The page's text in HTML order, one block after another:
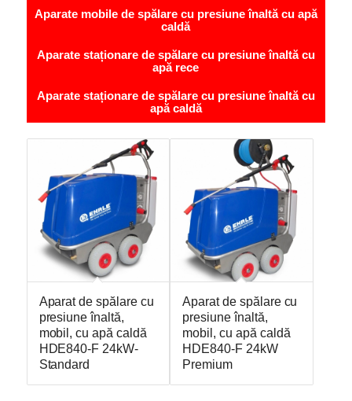
Aparate mobile de spălare cu presiune înaltă cu apă
caldă
Aparate staționare de spălare cu presiune înaltă cu
apă rece
Aparate staționare de spălare cu presiune înaltă cu
apă caldă
Aparat de spălare cu
presiune înaltă,
mobil, cu apă caldă
HDE840-F 24kW-
Standard
Aparat de spălare cu
presiune înaltă,
mobil, cu apă caldă
HDE840-F 24kW
Premium